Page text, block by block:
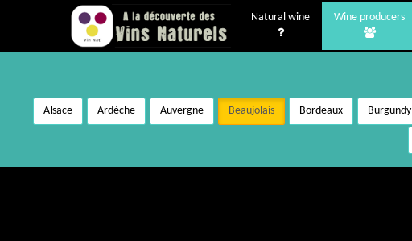
Natural wine Wine producers
Alsace Ardèche Auvergne Beaujolais Bordeaux Burgundy